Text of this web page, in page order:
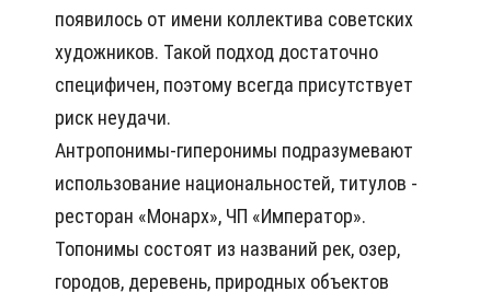
появилось от имени коллектива советских
художников. Такой подход достаточно
специфичен, поэтому всегда присутствует
риск неудачи.
Антропонимы-гиперонимы подразумевают
использование национальностей, титулов -
ресторан «Монарх», ЧП «Император».
Топонимы состоят из названий рек, озер,
городов, деревень, природных объектов